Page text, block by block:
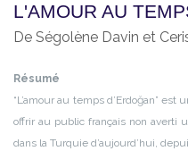
L'AMOUR AU
De Ségolène Davin et
Résumé
“L’amour au temps d’Erdoğan”
offrir au public français non averti
dans la Turquie d’aujourd’hui,